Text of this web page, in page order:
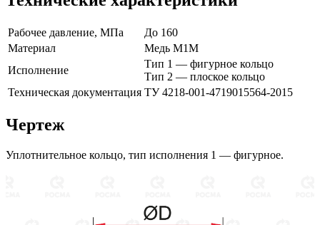
Рабочее давление, МПа
До 160
Материал
Медь М1М
Исполнение
Тип 1 — фигурное кольцо
Тип 2 — плоское кольцо
Техническая документация ТУ 4218-001-4719015564-2015
Чертеж
Уплотнительное кольцо, тип исполнения 1 — фигурное.